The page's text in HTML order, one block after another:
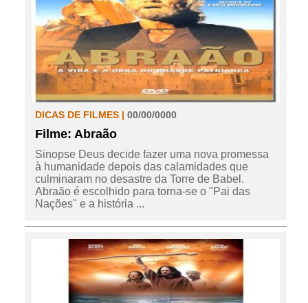
DICAS DE FILMES | 00/00/0000
Filme: Abraão
Sinopse Deus decide fazer uma nova promessa
à humanidade depois das calamidades que
culminaram no desastre da Torre de Babel.
Abraão é escolhido para torna-se o "Pai das
Nações" e a história ...